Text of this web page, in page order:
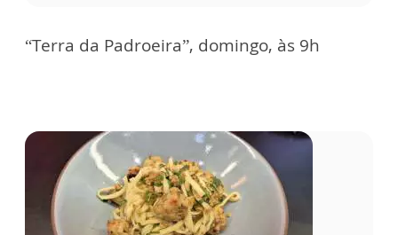
“Terra da Padroeira”, domingo, às 9h